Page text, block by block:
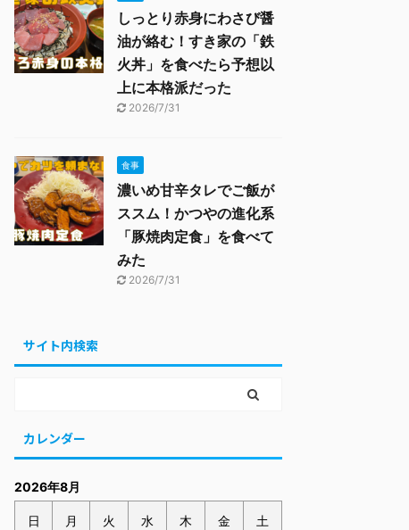
しっとり赤身にわさび醤
油が絡む！すき家の「鉄
火丼」を食べたら予想以
上に本格派だった
2026/7/31
食事
濃いめ甘辛タレでご飯が
ススム！かつやの進化系
「豚焼肉定食」を食べて
みた
2026/7/31
サイト内検索
カレンダー
2026年8月
日 月 火 水 木 金 土